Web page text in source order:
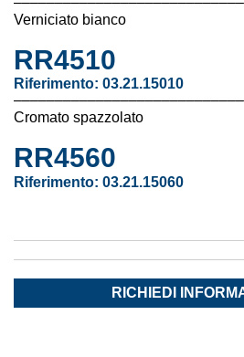
Verniciato bianco
RR4510
Riferimento: 03.21.15010
Cromato spazzolato
RR4560
Riferimento: 03.21.15060
RICHIEDI